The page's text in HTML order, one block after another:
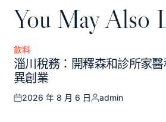
You May Also
Posted
in
飲料
淄川稅務：開釋森和診所家
異創業
Posted
2026 年 8 月 6 日
Posted
admin